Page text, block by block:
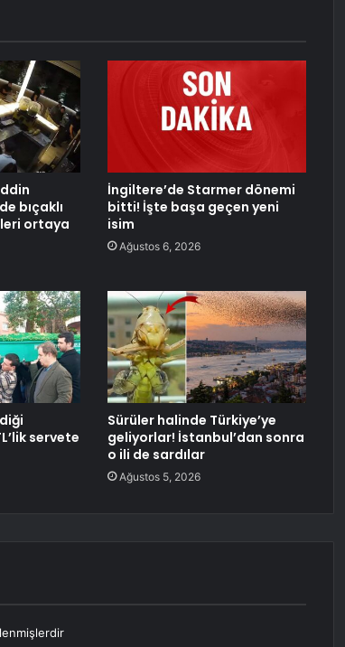
bıçaklı
ortaya
İngiltere’de Starmer dönemi
bitti! İşte başa geçen yeni
isim
Ağustos 6, 2026
servete
Sürüler halinde Türkiye’ye
geliyorlar! İstanbul’dan sonra
o ili de sardılar
Ağustos 5, 2026